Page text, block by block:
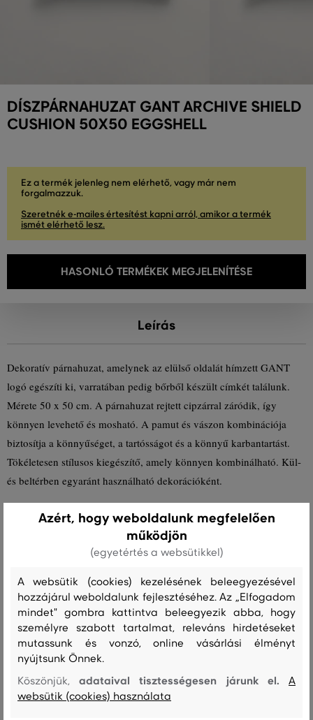
DÍSZPÁRNAHUZAT GANT ARCHIVE SHIELD
CUSHION 50X50 EGGSHELL
Ez a termék jelenleg nem elérhető, vagy már nem
forgalmazzuk.
Szeretnék e-mailes értesítést kapni arról, amikor a termék
ismét elérhető lesz.
HASONLÓ TERMÉKEK MEGJELENÍTÉSE
Leírás
Dekoratív párnahuzat, amelynek az elülső oldalát hímzett GANT
logó egészíti ki, varratában pedig bőrből készült címkét találunk.
Mérete 50 x 50 cm. A párnahuzat rejtett cipzárral záródik, így
könnyen levehető és mosható. A pamut és vászon kombinációja
biztosítja a könnyűséget, a tartósságot és a könnyű karbantartást.
Tökéletesen stílusos kiegészítő, amely könnyen kombinálható. Kül-
és beltérben egyaránt használható dekorációként.
Szezon: FW23 Termék kódja853102001-623-GH-113
Összetétel
felső anyag
70 % 30 %
Kezelési útmutató
Azért, hogy weboldalunk megfelelően
működjön
(egyetértés a websütikkel)
A websütik (cookies) kezelésének beleegyezésével
hozzájárul weboldalunk fejlesztéséhez. Az „Elfogadom
mindet" gombra kattintva beleegyezik abba, hogy
személyre szabott tartalmat, releváns hirdetéseket
mutassunk és vonzó, online vásárlási élményt
nyújtsunk Önnek.
Köszönjük,adataival tisztességesen járunk el.A
websütik (cookies) használata